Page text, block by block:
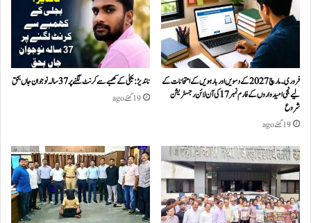
فروری۔مارچ 2027 کے دسویں اور بارہویں کے امتحانات کے
لیے نجی امیدواروں کے فارم نمبر 17 کی آن لائن رجسٹریشن
شروع
19 گھنٹے ago
ناندیڑ: بجلی کے کھمبے سے کرنٹ لگنے پر 37 سالہ نوجوان جاں بحق
19 گھنٹے ago